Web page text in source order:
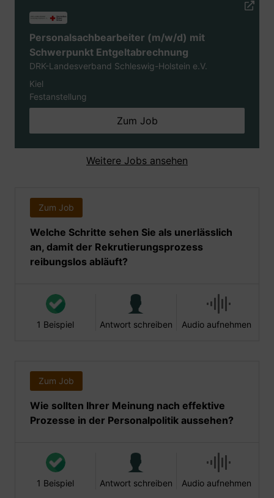
Personalsachbearbeiter (m/w/d) mit
Schwerpunkt Entgeltabrechnung
DRK-Landesverband Schleswig-Holstein e.V.
Kiel
Festanstellung
Zum Job
Weitere Jobs ansehen
Zum Job
Welche Schritte sehen Sie als unerlässlich
an, damit der Rekrutierungsprozess
reibungslos abläuft?
1 Beispiel Antwort schreiben Audio aufnehmen
Zum Job
Wie sollten Ihrer Meinung nach effektive
Prozesse in der Personalpolitik aussehen?
1 Beispiel Antwort schreiben Audio aufnehmen